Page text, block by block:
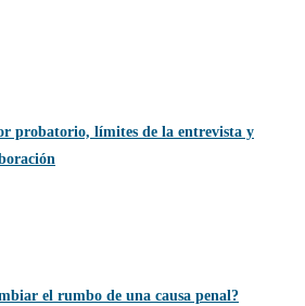
probatorio, límites de la entrevista y
el rumbo de una causa penal?